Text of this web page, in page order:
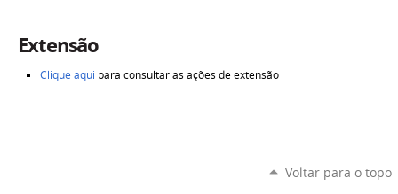
Extensão
Clique aqui para consultar as ações de extensão
Voltar para o topo